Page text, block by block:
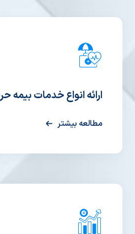
ارائه انواع خدمات بیمه
مطالعه بیشتر